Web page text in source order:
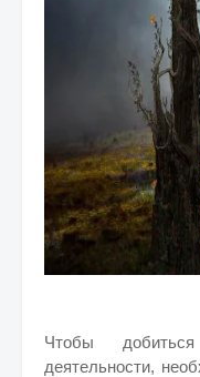
Чтобы
деятельности,